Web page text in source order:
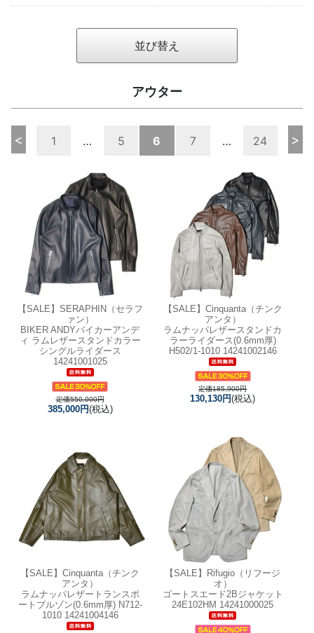
並び替え
アウター
< >
1 … 5 6 7 … 24
【SALE】 SERAPHIN（セラフ
ァン）
BIKER ANDYバイカーアンデ
ィ ラムレザースタンドカラー
シングルライダース
14241001025
定価550,000円
385,000円(税込)
【SALE】 Cinquanta（チンク
アンタ）
ラムナッパレザースタンドカ
ラーライダース(0.6mm厚)
H502/1-1010 14241002146
定価185,900円
130,130円(税込)
【SALE】 Cinquanta（チンク
アンタ）
ラムナッパレザートランスポ
ートブルゾン(0.6mm厚) N712-
1010 14241004146
【SALE】
Rifugio（リフージ
オ）
ゴートスエード2Bジャケット
24E102HM 14241000025